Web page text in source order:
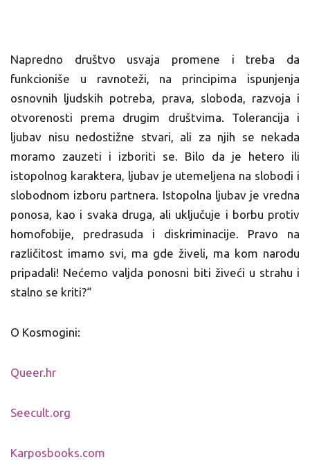
Napredno društvo usvaja promene i treba da
funkcioniše u ravnoteži, na principima ispunjenja
osnovnih ljudskih potreba, prava, sloboda, razvoja i
otvorenosti prema drugim društvima. Tolerancija i
ljubav nisu nedostižne stvari, ali za njih se nekada
moramo zauzeti i izboriti se. Bilo da je hetero ili
istopolnog karaktera, ljubav je utemeljena na slobodi i
slobodnom izboru partnera. Istopolna ljubav je vredna
ponosa, kao i svaka druga, ali uključuje i borbu protiv
homofobije, predrasuda i diskriminacije. Pravo na
različitost imamo svi, ma gde živeli, ma kom narodu
pripadali! Nećemo valjda ponosni biti živeći u strahu i
stalno se kriti?“
O Kosmogini:
Queer.hr
Seecult.org
Karposbooks.com